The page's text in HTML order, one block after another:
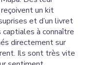
un kit
et d’un livret
captiales à connaître
directement sur
Ils sont très vite